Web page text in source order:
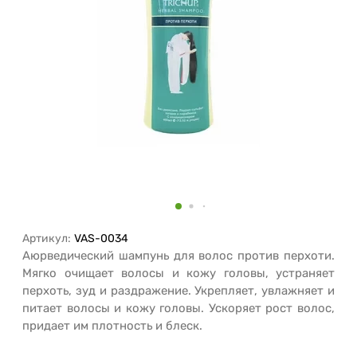
Артикул: VAS-0034
Аюрведический шампунь для волос против перхоти.
Мягко очищает волосы и кожу головы, устраняет
перхоть, зуд и раздражение. Укрепляет, увлажняет и
питает волосы и кожу головы. Ускоряет рост волос,
придает им плотность и блеск.